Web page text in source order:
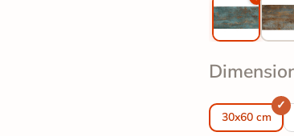
30x60 cm